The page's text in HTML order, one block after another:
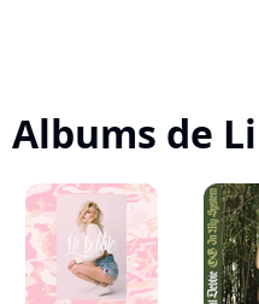
Albums de